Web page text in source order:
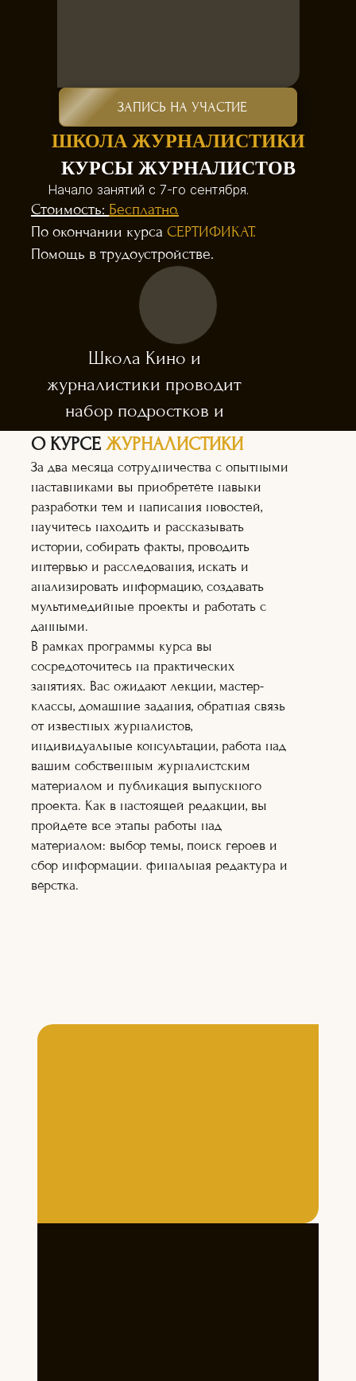
ЗАПИСЬ НА УЧАСТИЕ
ШКОЛА ЖУРНАЛИСТИКИ
КУРСЫ ЖУРНАЛИСТОВ
Начало занятий с 7-го сентября.
Стоимость: Бесплатно.
По окончании курса СЕРТИФИКАТ.
Помощь в трудоустройстве.
Школа Кино и
журналистики проводит
набор подростков и
взрослых.
Приём заявок открыт
с 01 августа 2024г.
Каждый участникнапишет свою
собственную статью, которая
будет опубликована в одном или
нескольких интернет изданиях.
15+ и старше
ОБУЧЕНИЕ:2 МЕСЯЦА.
ОНЛАЙН.
(живое общение с педагогами по
видеоконференции)
БЕСПЛАТНЫЙ
ОБРАЗОВАТЕЛЬНЫЙ ПРОЕКТ,
по созданию качественной
О КУРСЕ ЖУРНАЛИСТИКИ
За два месяца сотрудничества с опытными
наставниками вы приобретёте навыки
разработки тем и написания новостей,
научитесь находить и рассказывать
истории, собирать факты, проводить
интервью и расследования, искать и
анализировать информацию, создавать
мультимедийные проекты и работать с
данными.
В рамках программы курса вы
сосредоточитесь на практических
занятиях. Вас ожидают лекции, мастер-
классы, домашние задания, обратная связь
от известных журналистов,
индивидуальные консультации, работа над
вашим собственным журналистским
материалом и публикация выпускного
проекта. Как в настоящей редакции, вы
пройдёте все этапы работы над
материалом: выбор темы, поиск героев и
сбор информации. финальная редактура и
вёрстка.